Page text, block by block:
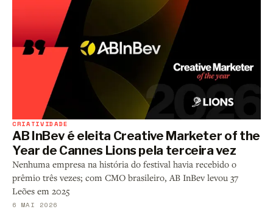
CRIATIVIDADE
AB InBev é eleita Creative Marketer of the
Year de Cannes Lions pela terceira vez
Nenhuma empresa na história do festival havia recebido o
prêmio três vezes; com CMO brasileiro, AB InBev levou 37
Leões em 2025
6 MAI 2026